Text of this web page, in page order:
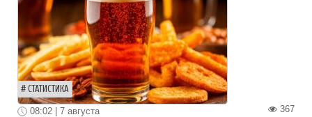
СТАТИСТИКА
367
08:02 | 7 августа